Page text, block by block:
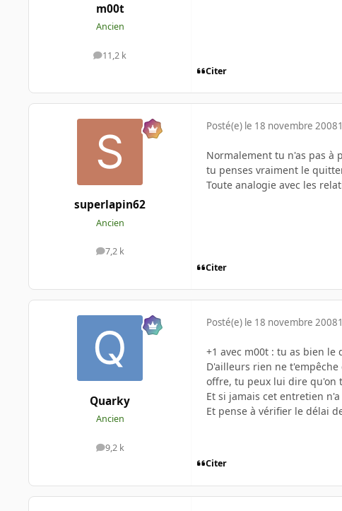
m00t
Ancien
11,2 k
messages
Citer
superlapin62
Ancien
7,2 k
messages
Posté(e) le 18 novembre 2008
Normalement tu n'as pas à
tu penses vraiment le
Toute analogie avec les
Citer
Quarky
Ancien
9,2 k
messages
Posté(e) le 18 novembre 2008
+1 avec m00t : tu as bien
D'ailleurs rien ne
offre, tu peux lui dire qu'on
Et si jamais cet entretien
Et pense à vérifier le délai
Citer